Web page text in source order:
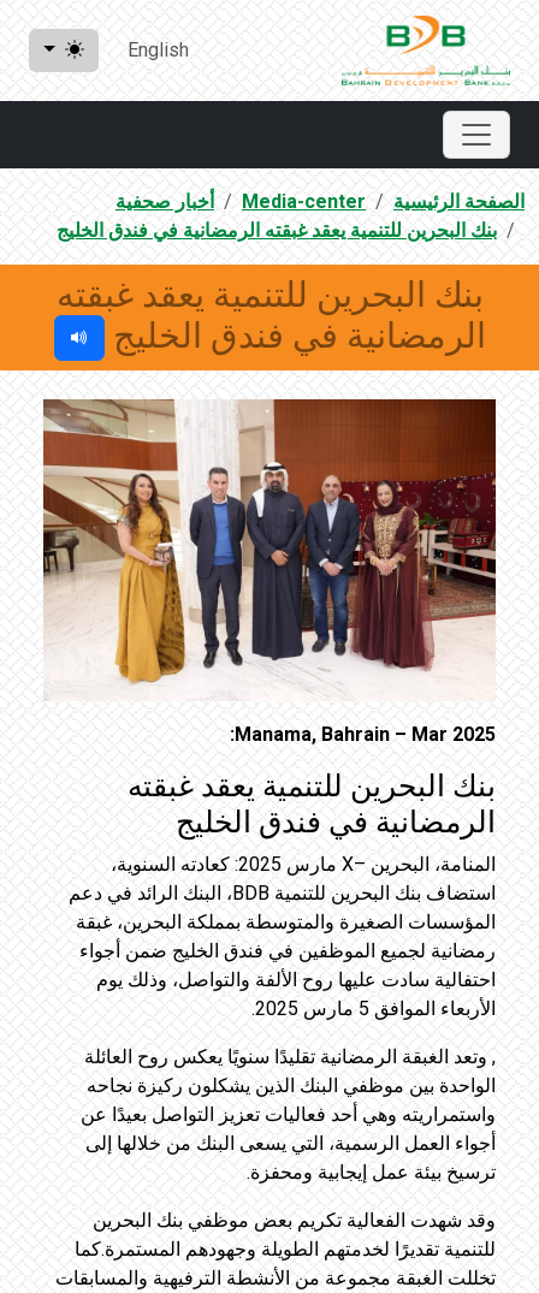
English
الصفحة الرئيسية Media-center
أخبار صحفية
بنك البحرين للتنمية يعقد غبقته الرمضانية في فندق الخليج
بنك البحرين للتنمية يعقد غبقته
الرمضانية في فندق الخليج
Manama, Bahrain – Mar 2025:
بنك البحرين للتنمية يعقد غبقته
الرمضانية في فندق الخليج
المنامة، البحرين –X مارس 2025: كعادته السنوية،
استضاف بنك البحرين للتنمية BDB، البنك الرائد في دعم
المؤسسات الصغيرة والمتوسطة بمملكة البحرين، غبقة
رمضانية لجميع الموظفين في فندق الخليج ضمن أجواء
احتفالية سادت عليها روح الألفة والتواصل، وذلك يوم
الأربعاء الموافق 5 مارس 2025.
, وتعد الغبقة الرمضانية تقليدًا سنويًا يعكس روح العائلة
الواحدة بين موظفي البنك الذين يشكلون ركيزة نجاحه
واستمراريته وهي أحد فعاليات تعزيز التواصل بعيدًا عن
أجواء العمل الرسمية، التي يسعى البنك من خلالها إلى
ترسيخ بيئة عمل إيجابية ومحفزة.
وقد شهدت الفعالية تكريم بعض موظفي بنك البحرين
للتنمية تقديرًا لخدمتهم الطويلة وجهودهم المستمرة.كما
تخللت الغبقة مجموعة من الأنشطة الترفيهية والمسابقات